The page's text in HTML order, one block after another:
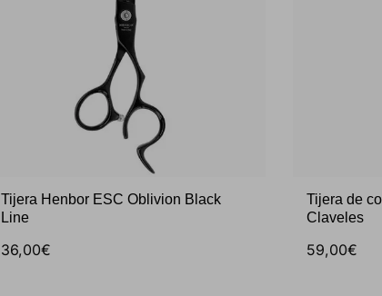
Tijera Henbor ESC Oblivion Black
Line
36,00€
Tijera de
Claveles
59,00€